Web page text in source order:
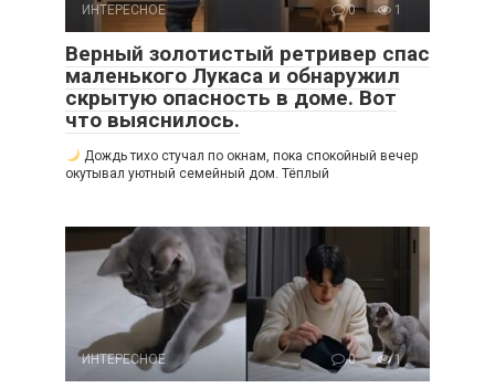
ИНТЕРЕСНОЕ 0 1
Верный золотистый ретривер спас
маленького Лукаса и обнаружил
скрытую опасность в доме. Вот
что выяснилось.
Дождь тихо стучал по окнам, пока спокойный вечер
окутывал уютный семейный дом. Тёплый
ИНТЕРЕСНОЕ 0 1